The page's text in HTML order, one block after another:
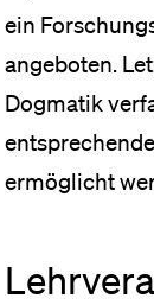
ein
angeboten.
Dogmatik
ermöglicht